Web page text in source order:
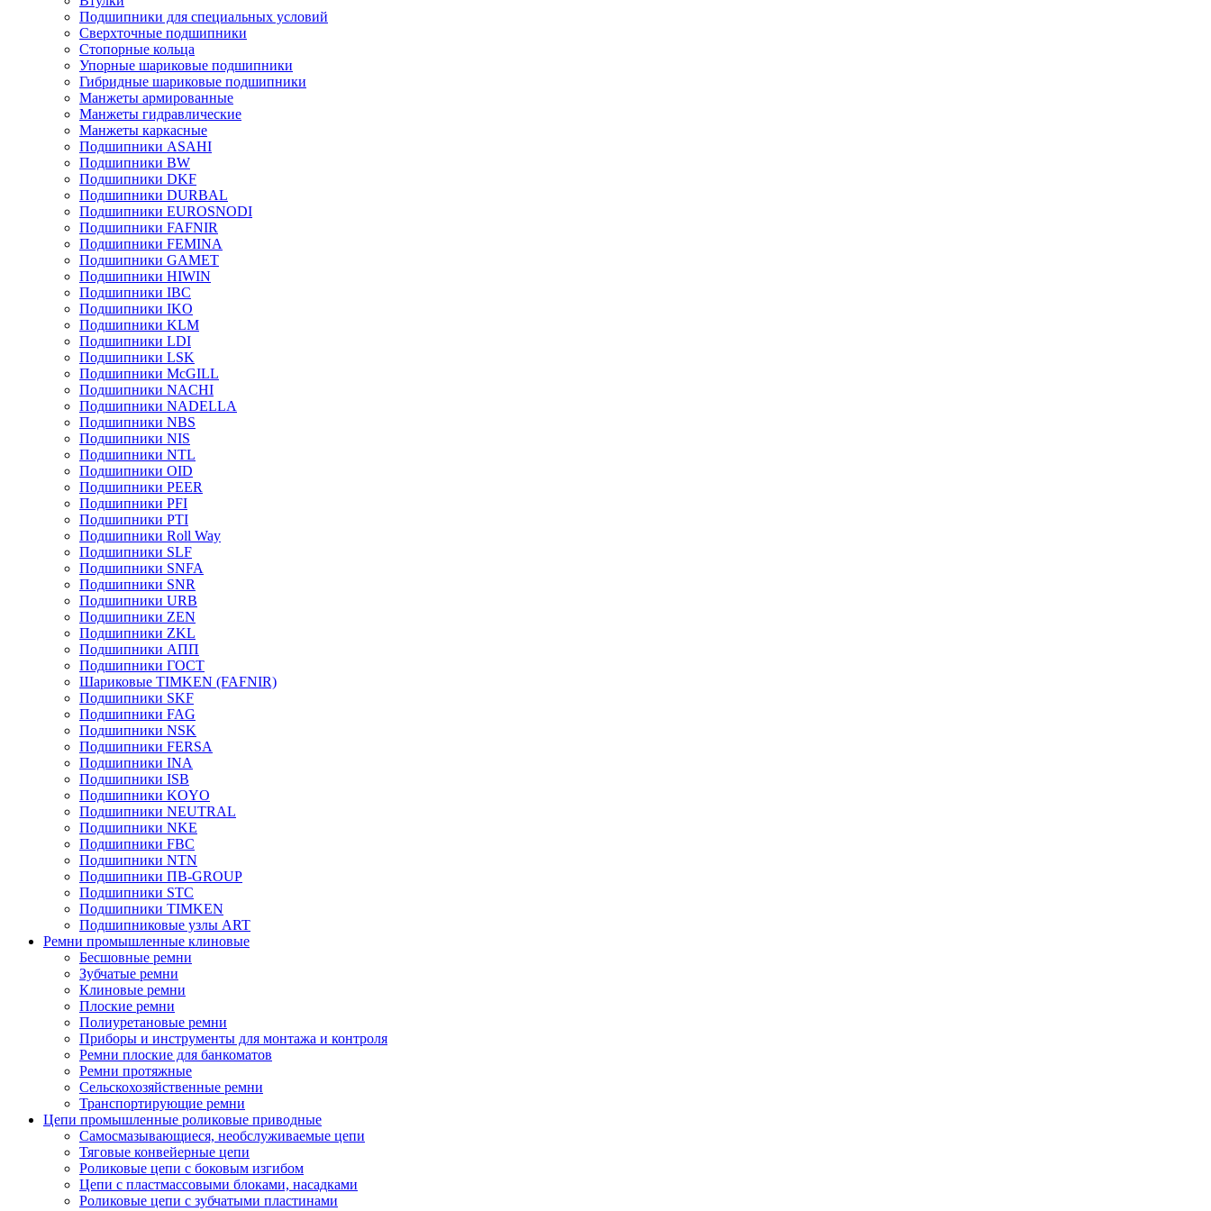
Подшипники для специальных условий
Сверхточные подшипники
Стопорные кольца
Упорные шариковые подшипники
Гибридные шариковые подшипники
Манжеты армированные
Манжеты гидравлические
Манжеты каркасные
Подшипники ASAHI
Подшипники BW
Подшипники DKF
Подшипники DURBAL
Подшипники EUROSNODI
Подшипники FAFNIR
Подшипники FEMINA
Подшипники GAMET
Подшипники HIWIN
Подшипники IBC
Подшипники IKO
Подшипники KLM
Подшипники LDI
Подшипники LSK
Подшипники McGILL
Подшипники NACHI
Подшипники NADELLA
Подшипники NBS
Подшипники NIS
Подшипники NTL
Подшипники OID
Подшипники PEER
Подшипники PFI
Подшипники PTI
Подшипники Roll Way
Подшипники SLF
Подшипники SNFA
Подшипники SNR
Подшипники URB
Подшипники ZEN
Подшипники ZKL
Подшипники АПП
Подшипники ГОСТ
Шариковые ТІMKEN (FAFNIR)
Подшипники SKF
Подшипники FAG
Подшипники NSK
Подшипники FERSA
Подшипники INA
Подшипники ISB
Подшипники KOYO
Подшипники NEUTRAL
Подшипники NKE
Подшипники FBC
Подшипники NTN
Подшипники ПВ-GROUP
Подшипники STC
Подшипники TIMKEN
Подшипниковые узлы ART
Ремни промышленные клиновые
Бесшовные ремни
Зубчатые ремни
Клиновые ремни
Плоские ремни
Полиуретановые ремни
Приборы и инструменты для монтажа и контроля
Ремни плоские для банкоматов
Ремни протяжные
Сельскохозяйственные ремни
Транспортирующие ремни
Цепи промышленные роликовые приводные
Самосмазывающиеся, необслуживаемые цепи
Тяговые конвейерные цепи
Роликовые цепи с боковым изгибом
Цепи с пластмассовыми блоками, насадками
Роликовые цепи с зубчатыми пластинами